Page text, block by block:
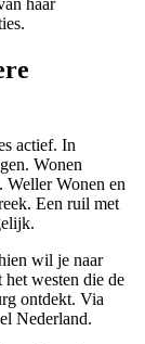
haar
actief. In
Wonen
Weller Wonen en
Een ruil met
wil je naar
westen die de
ontdekt. Via
Nederland.